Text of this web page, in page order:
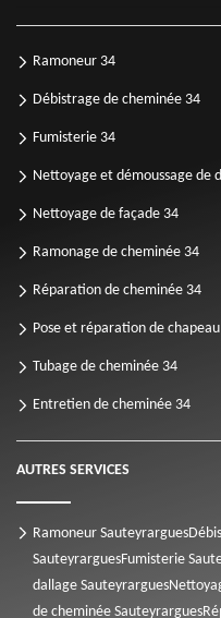
Ramoneur 34
Débistrage de cheminée 34
Fumisterie 34
Nettoyage et démoussage de
Nettoyage de façade 34
Ramonage de cheminée 34
Réparation de cheminée 34
Pose et réparation de
Tubage de cheminée 34
Entretien de cheminée 34
AUTRES SERVICES
Ramoneur Sauteyrargues
SauteyrarguesFumisterie
dallage Sauteyrargues
de cheminée Sauteyrargues